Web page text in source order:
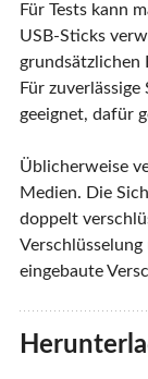
Für Tests kann
USB-Sticks
grundsätzlichen
Für
geeignet, dafür
Üblicherweise
Medien. Die
doppelt
eingebaute